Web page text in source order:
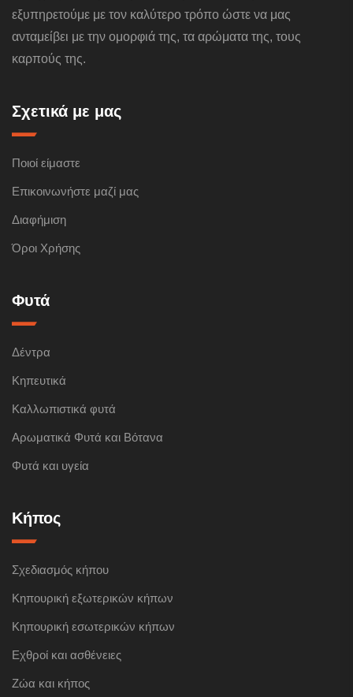
εξυπηρετούμε με τον καλύτερο τρόπο ώστε να μας
ανταμείβει με την ομορφιά της, τα αρώματα της, τους
καρπούς της.
Σχετικά με μας
Ποιοί είμαστε
Επικοινωνήστε μαζί μας
Διαφήμιση
Όροι Χρήσης
Φυτά
Δέντρα
Κηπευτικά
Καλλωπιστικά φυτά
Αρωματικά Φυτά και Βότανα
Φυτά και υγεία
Κήπος
Σχεδιασμός κήπου
Κηπουρική εξωτερικών κήπων
Κηπουρική εσωτερικών κήπων
Εχθροί και ασθένειες
Ζώα και κήπος